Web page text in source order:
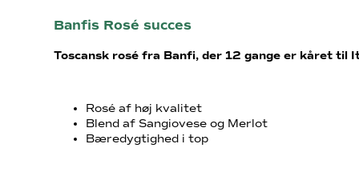
Banfis Rosé succes
Toscansk rosé fra Banfi, der 12 gange er kåret til
Rosé af høj kvalitet
Blend af Sangiovese og Merlot
Bæredygtighed i top